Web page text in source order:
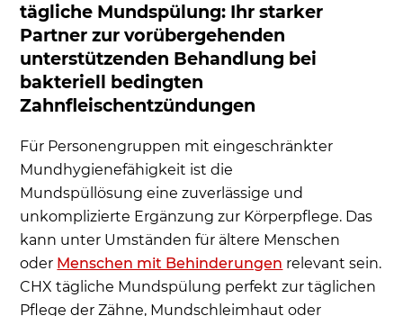
tägliche Mundspülung: Ihr starker
Partner zur vorübergehenden
unterstützenden Behandlung bei
bakteriell bedingten
Zahnfleischentzündungen
Für Personengruppen mit eingeschränkter
Mundhygienefähigkeit ist die
Mundspüllösung eine zuverlässige und
unkomplizierte Ergänzung zur Körperpflege. Das
kann unter Umständen für ältere Menschen
oder Menschen mit Behinderungen relevant sein.
CHX tägliche Mundspülung perfekt zur täglichen
Pflege der Zähne, Mundschleimhaut oder